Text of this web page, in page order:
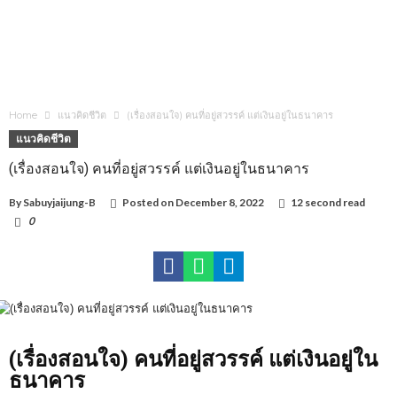
Home แนวคิดชีวิต (เรื่องสอนใจ) คนที่อยู่สวรรค์ แต่เงินอยู่ในธนาคาร
แนวคิดชีวิต
(เรื่องสอนใจ) คนที่อยู่สวรรค์ แต่เงินอยู่ในธนาคาร
By Sabuyjaijung-B Posted on December 8, 2022
12 second read
0
(เรื่องสอนใจ) คนที่อยู่สวรรค์ แต่เงินอยู่ใน
ธนาคาร